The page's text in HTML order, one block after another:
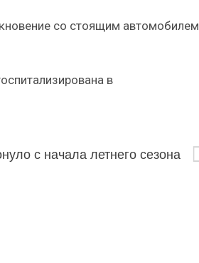
со стоящим автомобилем
в
с начала летнего сезона